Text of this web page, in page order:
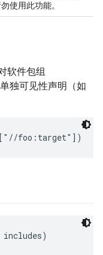
使用此功能。
软件包组
独可见性声明（如
includes)